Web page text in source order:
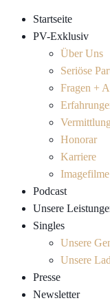
Startseite
PV-Exklusiv
Über Uns
Seriöse
Fragen +
Honorar
Karriere
Podcast
Unsere
Singles
Unsere
Unsere
Presse
Newsletter